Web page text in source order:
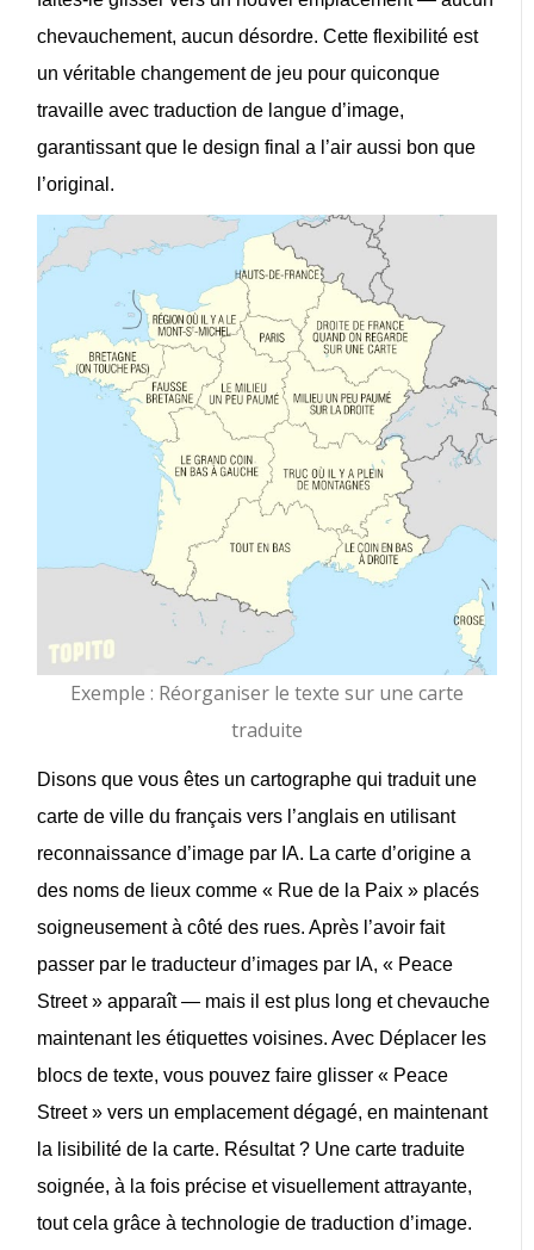
chevauchement, aucun désordre. Cette flexibilité est
un véritable changement de jeu pour quiconque
travaille avectraduction de langue d’image,
garantissant que le design final a l’air aussi bon que
l’original.
Exemple : Réorganiser le texte sur une carte
traduite
Disons que vous êtes un cartographe qui traduit une
carte de ville du français vers l’anglais en utilisant
reconnaissance d’image par IA. La carte d’origine a
des noms de lieux comme « Rue de la Paix » placés
soigneusement à côté des rues. Après l’avoir fait
passer par letraducteur d’images par IA, « Peace
Street » apparaît — mais il est plus long et chevauche
maintenant les étiquettes voisines. Avec Déplacer les
blocs de texte, vous pouvez faire glisser « Peace
Street » vers un emplacement dégagé, en maintenant
la lisibilité de la carte. Résultat ? Une carte traduite
soignée, à la fois précise et visuellement attrayante,
tout cela grâce àtechnologie de traduction d’image.